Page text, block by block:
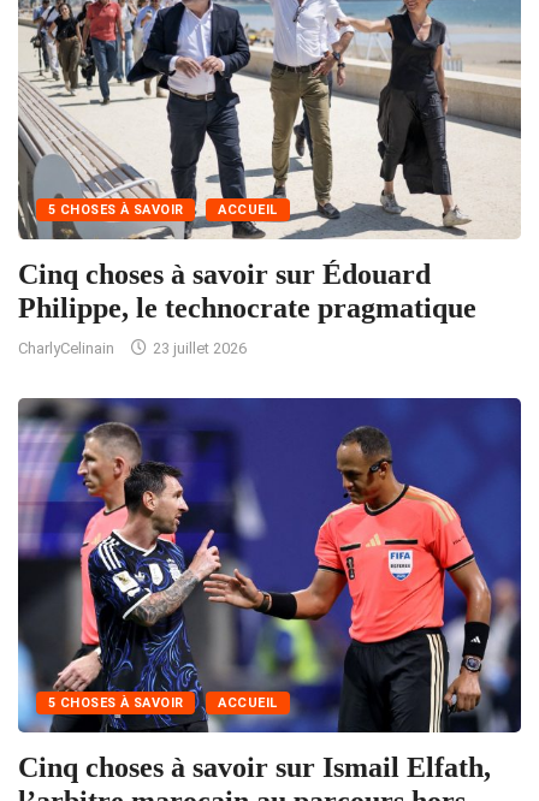
5 CHOSES À SAVOIR ACCUEIL
Cinq choses à savoir sur Édouard
Philippe, le technocrate pragmatique
CharlyCelinain 23 juillet 2026
5 CHOSES À SAVOIR ACCUEIL
Cinq choses à savoir sur Ismail Elfath,